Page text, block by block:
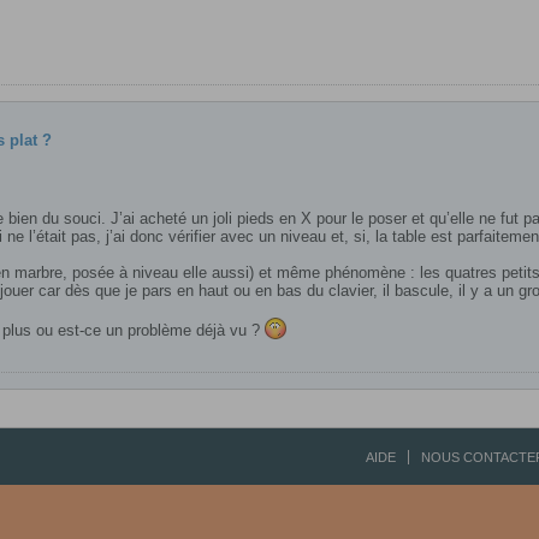
plat ?
du souci. J’ai acheté un joli pieds en X pour le poser et qu’elle ne fut
ne l’était pas, j’ai donc vérifier avec un niveau et, si, la table est
marbre, posée à niveau elle aussi) et même phénomène : les quatres
car dès que je pars en haut ou en bas du clavier, il bascule, il y a un
ou est-ce un problème déjà vu ?
AIDE NOUS